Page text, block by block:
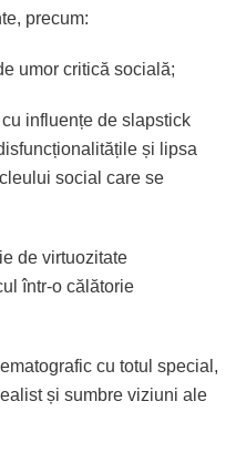
precum:
umor critică socială;
influențe de slapstick
și lipsa
social care se
de virtuozitate
într-o călătorie
cu totul special,
și sumbre viziuni ale